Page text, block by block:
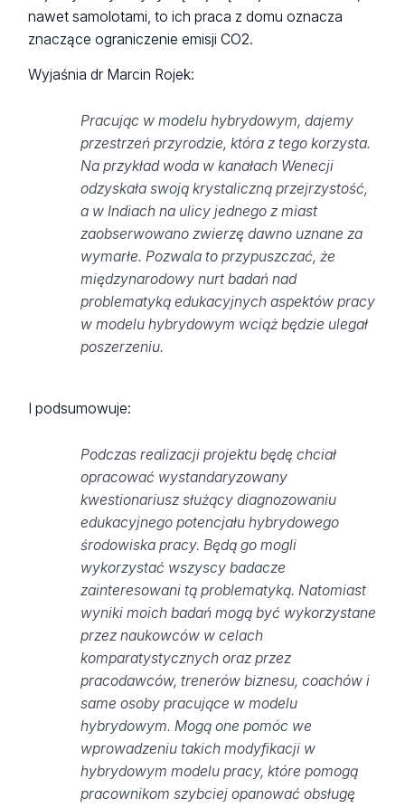
nawet samolotami, to ich praca z domu oznacza
znaczące ograniczenie emisji CO2.
Wyjaśnia dr Marcin Rojek:
Pracując w modelu hybrydowym, dajemy
przestrzeń przyrodzie, która z tego korzysta.
Na przykład woda w kanałach Wenecji
odzyskała swoją krystaliczną przejrzystość,
a w Indiach na ulicy jednego z miast
zaobserwowano zwierzę dawno uznane za
wymarłe. Pozwala to przypuszczać, że
międzynarodowy nurt badań nad
problematyką edukacyjnych aspektów pracy
w modelu hybrydowym wciąż będzie ulegał
poszerzeniu.
I podsumowuje:
Podczas realizacji projektu będę chciał
opracować wystandaryzowany
kwestionariusz służący diagnozowaniu
edukacyjnego potencjału hybrydowego
środowiska pracy. Będą go mogli
wykorzystać wszyscy badacze
zainteresowani tą problematyką. Natomiast
wyniki moich badań mogą być wykorzystane
przez naukowców w celach
komparatystycznych oraz przez
pracodawców, trenerów biznesu, coachów i
same osoby pracujące w modelu
hybrydowym. Mogą one pomóc we
wprowadzeniu takich modyfikacji w
hybrydowym modelu pracy, które pomogą
pracownikom szybciej opanować obsługę